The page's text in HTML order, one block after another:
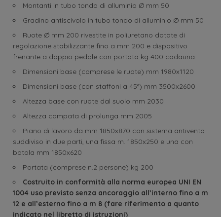
Montanti in tubo tondo di alluminio Ø mm 50
Gradino antiscivolo in tubo tondo di alluminio Ø mm 50
Ruote Ø mm 200 rivestite in poliuretano dotate di
regolazione stabilizzante fino a mm 200 e dispositivo
frenante a doppio pedale con portata kg 400 cadauna
Dimensioni base (comprese le ruote) mm 1980x1120
Dimensioni base (con staffoni a 45°) mm 3500x2600
Altezza base con ruote dal suolo mm 2030
Altezza campata di prolunga mm 2005
Piano di lavoro da mm 1850x870 con sistema antivento
suddiviso in due parti, una fissa m. 1850x250 e una con
botola mm 1850x620
Portata (comprese n.2 persone) kg 200
Costruito in conformità alla norma europea UNI EN
1004 uso previsto senza ancoraggio all’interno fino a m
12 e all’esterno fino a m 8 (fare riferimento a quanto
indicato nel libretto di istruzioni)